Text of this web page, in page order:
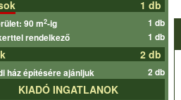
1 db
90 m2-ig
1 db
rendelkező
1 db
2 db
ház építésére ajánljuk 2 db
KIADÓ INGATLANOK